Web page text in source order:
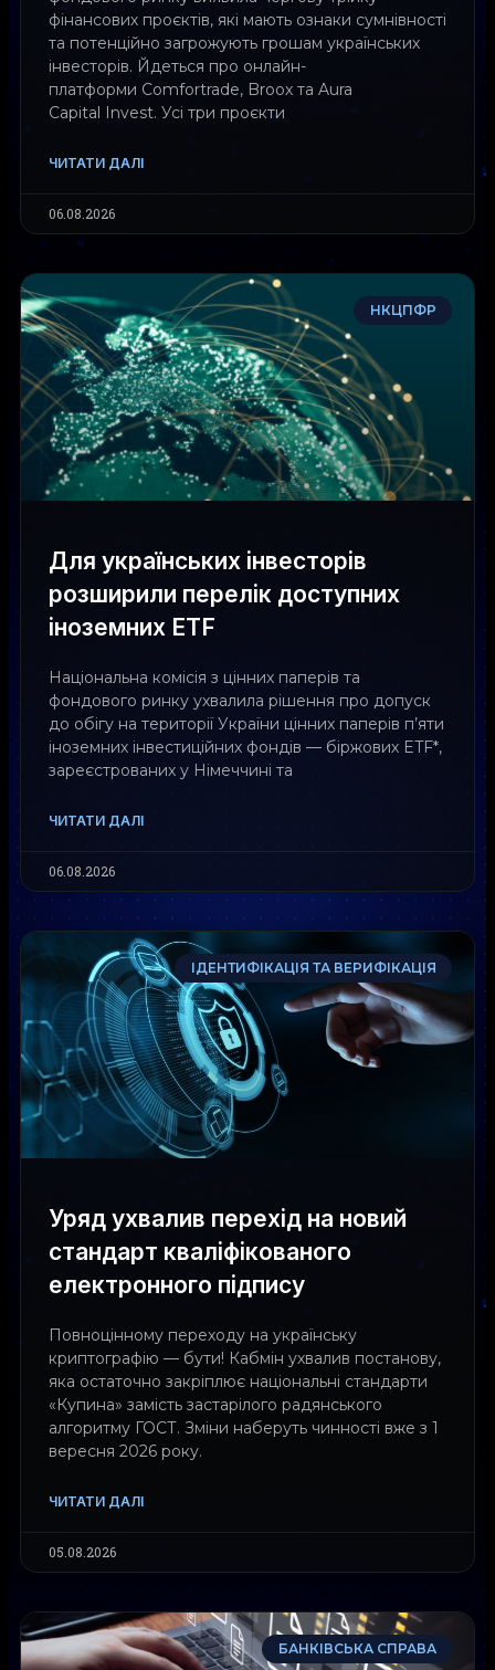
фінансових проєктів, які мають ознаки сумнівності
та потенційно загрожують грошам українських
інвесторів. Йдеться про онлайн-
платформи Comfortrade, Broox та Aura
Capital Invest. Усі три проєкти
ЧИТАТИ ДАЛІ
06.08.2026
НКЦПФР
Для українських інвесторів
розширили перелік доступних
іноземних ETF
Національна комісія з цінних паперів та
фондового ринку ухвалила рішення про допуск
до обігу на території України цінних паперів п’яти
іноземних інвестиційних фондів — біржових ETF*,
зареєстрованих у Німеччині та
ЧИТАТИ ДАЛІ
06.08.2026
ІДЕНТИФІКАЦІЯ ТА ВЕРИФІКАЦІЯ
Уряд ухвалив перехід на новий
стандарт кваліфікованого
електронного підпису
Повноцінному переходу на українську
криптографію — бути! Кабмін ухвалив постанову,
яка остаточно закріплює національні стандарти
«Купина» замість застарілого радянського
алгоритму ГОСТ. Зміни наберуть чинності вже з 1
вересня 2026 року.
ЧИТАТИ ДАЛІ
05.08.2026
БАНКІВСЬКА СПРАВА